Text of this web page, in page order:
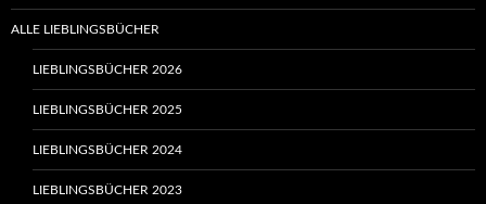
ALLE LIEBLINGSBÜCHER
LIEBLINGSBÜCHER 2026
LIEBLINGSBÜCHER 2025
LIEBLINGSBÜCHER 2024
LIEBLINGSBÜCHER 2023